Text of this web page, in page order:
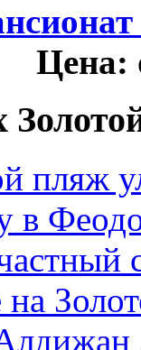
Цена:
пляж
в